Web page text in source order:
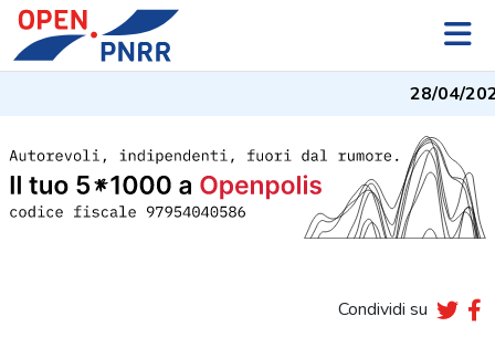
28/04/
Condividi su